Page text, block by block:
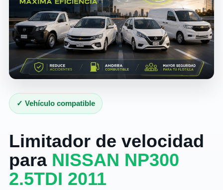
✓ Vehículo compatible
Limitador de velocidad
para NISSAN NP300
2.5TDI 2011